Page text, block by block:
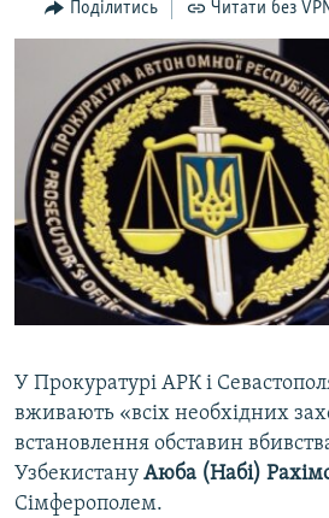
до
ПОГЛЯД
ВСЕ ЗА ДЕНЬ
СПЕЦПРОЕКТИ
ДЕПОРТАЦІЯ
ВІДЕОУРОКИ «ELIFBE»
СВІДЧЕННЯ ОКУПАЦІЇ
УКРАЇНСЬКА ПРОБЛЕМА КРИМУ
ЯК ОБІЙТИ БЛОКУВАННЯ
Русский
Qırımtatar
Усі сайти RFE/RL
Поділитись Читати без
У Прокуратурі АРК і
вживають «всіх необхідних
встановлення обставин
Узбекистану Аюба (Набі)
Сімферополем.